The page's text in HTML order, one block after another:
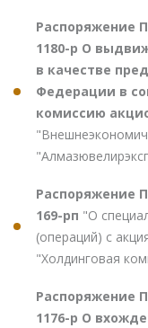
Распоряжение
1180-р О
в качестве
Федерации в
комиссию
Распоряжение
169-рп "О
(операций) с
"Холдинговая
Распоряжение
1176-р О